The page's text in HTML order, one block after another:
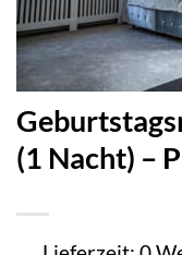
(1 Nacht) –